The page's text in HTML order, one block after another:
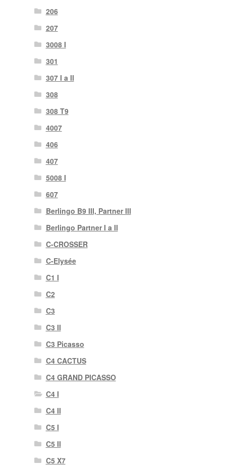
206
207
3008 I
301
307 I a II
308
308 T9
4007
406
407
5008 I
607
Berlingo B9 III, Partner III
Berlingo Partner I a II
C-CROSSER
C-Elysée
C1 I
C2
C3
C3 II
C3 Picasso
C4 CACTUS
C4 GRAND PICASSO
C4 I
C4 II
C5 I
C5 II
C5 X7